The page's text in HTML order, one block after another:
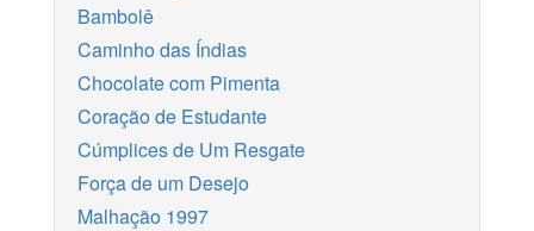
Bambolê
Caminho das Índias
Chocolate com Pimenta
Coração de Estudante
Cúmplices de Um Resgate
Força de um Desejo
Malhação 1997